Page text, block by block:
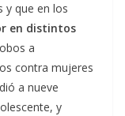
y que en los
en distintos
a
contra mujeres
a nueve
y